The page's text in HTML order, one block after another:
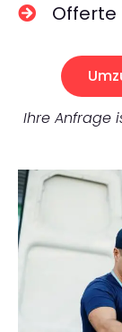
Offerte
Ihre Anfrage